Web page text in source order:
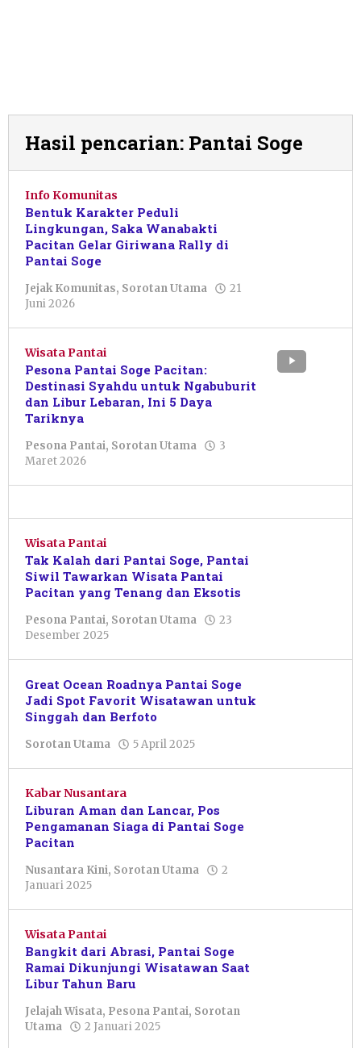
Hasil pencarian: Pantai Soge
Info Komunitas
Bentuk Karakter Peduli
Lingkungan, Saka Wanabakti
Pacitan Gelar Giriwana Rally di
Pantai Soge
Jejak Komunitas, Sorotan Utama
21
Juni 2026
Wulandari
Wisata Pantai
Pesona Pantai Soge Pacitan:
Destinasi Syahdu untuk Ngabuburit
dan Libur Lebaran, Ini 5 Daya
Tariknya
Pesona Pantai, Sorotan Utama
3
Maret 2026
Saputri
Wisata Pantai
Tak Kalah dari Pantai Soge, Pantai
Siwil Tawarkan Wisata Pantai
Pacitan yang Tenang dan Eksotis
Pesona Pantai, Sorotan Utama
23
Desember 2025
Muhammad
Reza
Kusuma
W
Great Ocean Roadnya Pantai Soge
Jadi Spot Favorit Wisatawan untuk
Singgah dan Berfoto
Sorotan Utama 5 April 2025
Azizah
Kabar Nusantara
Liburan Aman dan Lancar, Pos
Pengamanan Siaga di Pantai Soge
Pacitan
Nusantara Kini, Sorotan Utama
2
Januari 2025
Wulandari
Wisata Pantai
Bangkit dari Abrasi, Pantai Soge
Ramai Dikunjungi Wisatawan Saat
Libur Tahun Baru
Jelajah Wisata, Pesona Pantai, Sorotan
Utama
2 Januari 2025